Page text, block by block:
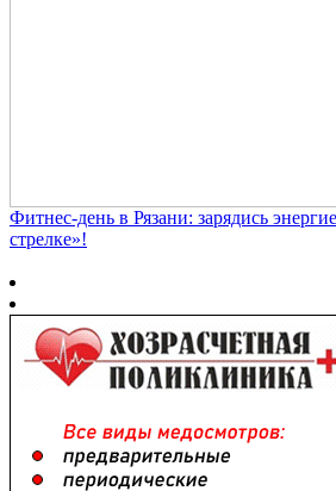
Фитнес‑день в Рязани: зарядись
стрелке»!